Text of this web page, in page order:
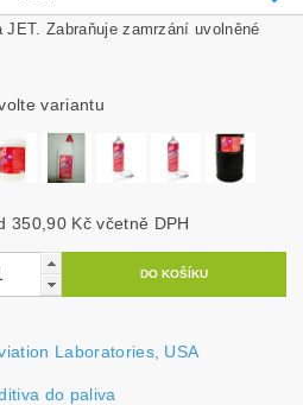
Zabraňuje zamrzání uvolněné
variantu
350,90 Kčvčetně DPH
Laboratories, USA
do paliva